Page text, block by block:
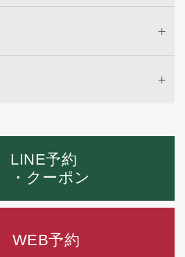
LINE予約
・クーポン
WEB予約